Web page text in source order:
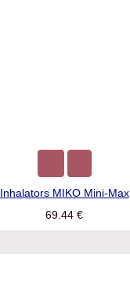
Inhalators MIKO Mini-Max
69.44€